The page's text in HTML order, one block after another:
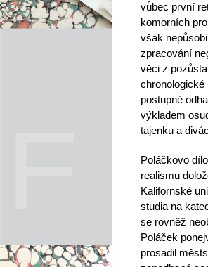
vůbec první
komorních
však
zpracování
věci z
chronologické
postupné
výkladem
tajenku a
Poláčkovo
realismu
Kalifornské
studia na
se rovněž
Poláček
prosadil